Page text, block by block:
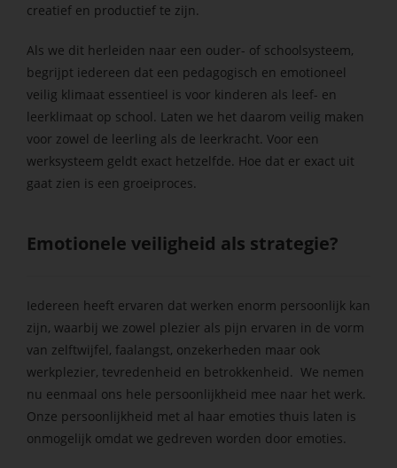
creatief en productief te zijn.
Als we dit herleiden naar een ouder- of schoolsysteem,
begrijpt iedereen dat een pedagogisch en emotioneel
veilig klimaat essentieel is voor kinderen als leef- en
leerklimaat op school. Laten we het daarom veilig maken
voor zowel de leerling als de leerkracht. Voor een
werksysteem geldt exact hetzelfde. Hoe dat er exact uit
gaat zien is een groeiproces.
Emotionele veiligheid als strategie?
Iedereen heeft ervaren dat werken enorm persoonlijk kan
zijn, waarbij we zowel plezier als pijn ervaren in de vorm
van zelftwijfel, faalangst, onzekerheden maar ook
werkplezier, tevredenheid en betrokkenheid. We nemen
nu eenmaal ons hele persoonlijkheid mee naar het werk.
Onze persoonlijkheid met al haar emoties thuis laten is
onmogelijk omdat we gedreven worden door emoties.